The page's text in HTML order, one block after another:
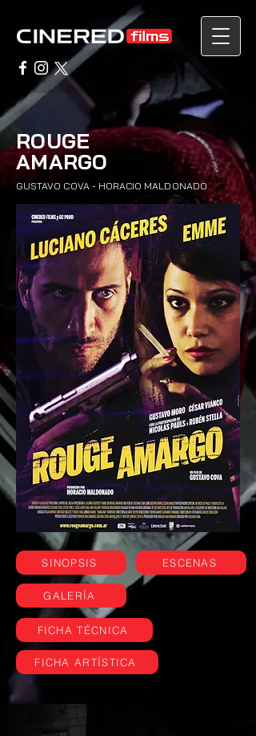
ROUGE
AMARGO
GUSTAVO COVA - HORACIO MALDONADO
SINOPSIS ESCENAS
GALERÍA
FICHA TÉCNICA
FICHA ARTÍSTICA